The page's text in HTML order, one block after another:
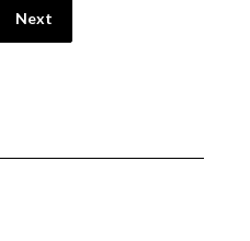
Next